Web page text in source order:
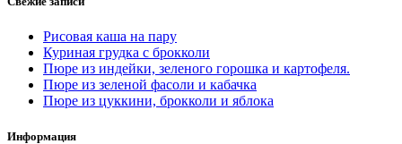
Рисовая каша на пару
Куриная грудка с брокколи
Пюре из индейки, зеленого горошка и картофеля.
Пюре из зеленой фасоли и кабачка
Пюре из цуккини, брокколи и яблока
Информация